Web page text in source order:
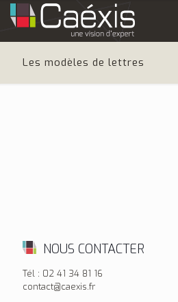
Les modèles de lettres
NOUS CONTACTER
Tél : 02 41 34 81 16
contact@caexis.fr